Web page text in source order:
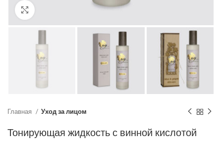
Главная Уход за лицом
Тонирующая жидкость с винной кислотой